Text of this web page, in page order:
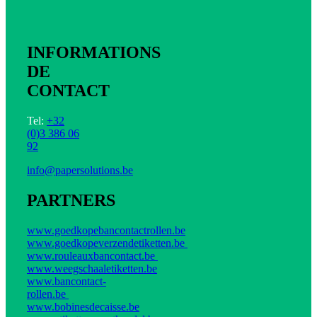
INFORMATIONS
DE
CONTACT
Tel: +32
(0)3 386 06
92
info@papersolutions.be
PARTNERS
www.goedkopebancontactrollen.be
www.goedkopeverzendetiketten.be
www.rouleauxbancontact.be
www.weegschaaletiketten.be
www.bancontact-
rollen.be
www.bobinesdecaisse.be